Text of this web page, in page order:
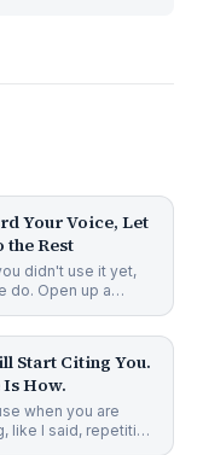
Your Voice, Let
the Rest
didn't use it yet,
do. Open up a
1 min 44s
Start Citing You.
How.
when you are
like I said, repetition